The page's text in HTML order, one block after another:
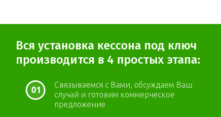
Вся установка кессона под ключ
производится в 4 простых этапа:
01
Связываемся с Вами, обсуждаем Ваш
случай и готовим коммерческое
предложение